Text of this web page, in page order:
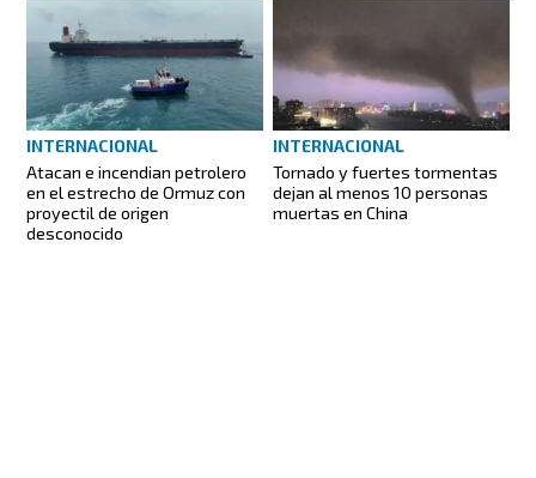
INTERNACIONAL
Atacan e incendian petrolero
en el estrecho de Ormuz con
proyectil de origen
desconocido
INTERNACIONAL
Tornado y fuertes tormentas
dejan al menos 10 personas
muertas en China